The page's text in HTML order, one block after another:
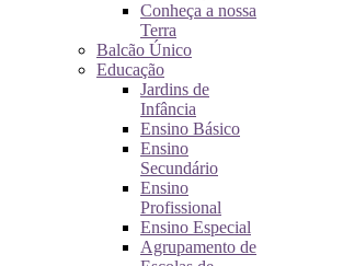
Conheça a nossa
Terra
Balcão Único
Educação
Jardins de
Infância
Ensino Básico
Ensino
Secundário
Ensino
Profissional
Ensino Especial
Agrupamento de